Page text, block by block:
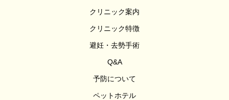
クリニック案内
クリニック特徴
避妊・去勢手術
Q&A
予防について
ペットホテル